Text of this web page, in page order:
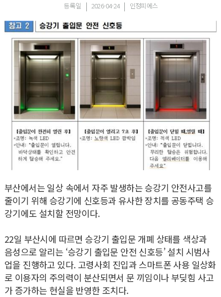
등록일 2026-04-24 인정피에스
부산에서는 일상 속에서 자주 발생하는 승강기 안전사고를
줄이기 위해 승강기에 신호등과 유사한 장치를 공동주택 승
강기에도 설치할 전망이다.
22일 부산시에 따르면 승강기 출입문 개폐 상태를 색상과
음성으로 알리는 ‘승강기 출입문 안전 신호등’ 설치 시범사
업을 진행하고 있다. 고령사회 진입과 스마트폰 사용 일상화
로 이용자의 주의력이 분산되면서 문 끼임이나 부딪힘 사고
가 증가하는 현실을 반영한 조치다.